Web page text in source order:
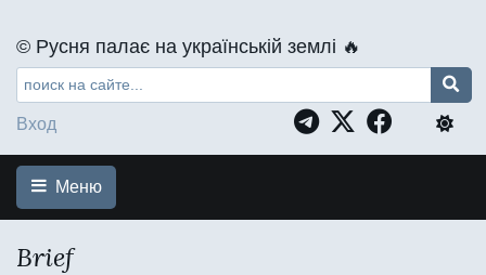
©️ Русня палає на українській землі 🔥
Вход
Меню
Brief